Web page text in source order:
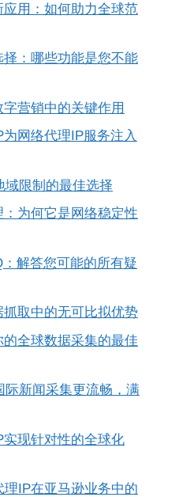
用：如何助力全球范
：哪些功能是您不能
营销中的关键作用
网络代理IP服务注入
域限制的最佳选择
为何它是网络稳定性
解答您可能的所有疑
取中的无可比拟优势
全球数据采集的最佳
际新闻采集更流畅，满
现针对性的全球化
IP在亚马逊业务中的